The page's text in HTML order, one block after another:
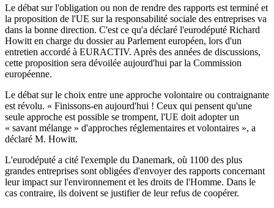
Le débat sur l'obligation ou non de rendre des rapports est terminé et
la proposition de l'UE sur la responsabilité sociale des entreprises va
dans la bonne direction. C'est ce qu'a déclaré l'eurodéputé Richard
Howitt en charge du dossier au Parlement européen, lors d'un
entretien accordé à EURACTIV. Après des années de discussions,
cette proposition sera dévoilée aujourd'hui par la Commission
européenne.
Le débat sur le choix entre une approche volontaire ou contraignante
est révolu. « Finissons-en aujourd'hui ! Ceux qui pensent qu'une
seule approche est possible se trompent, l'UE doit adopter un
« savant mélange » d'approches réglementaires et volontaires », a
déclaré M. Howitt.
L'eurodéputé a cité l'exemple du Danemark, où 1100 des plus
grandes entreprises sont obligées d'envoyer des rapports concernant
leur impact sur l'environnement et les droits de l'Homme. Dans le
cas contraire, ils doivent se justifier de leur refus de coopérer.